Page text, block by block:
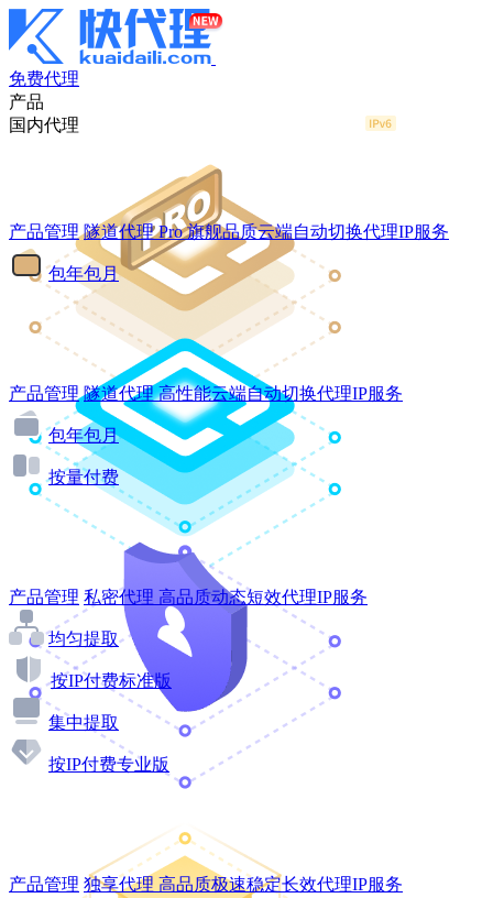
免费代理
产品
国内代理
产品管理 隧道代理Pro 旗舰品质云端自动切换代理IP服务
包年包月
产品管理 隧道代理 高性能云端自动切换代理IP服务
包年包月
按量付费
产品管理 私密代理 高品质动态短效代理IP服务
均匀提取
按IP付费标准版
集中提取
按IP付费专业版
产品管理 独享代理 高品质极速稳定长效代理IP服务